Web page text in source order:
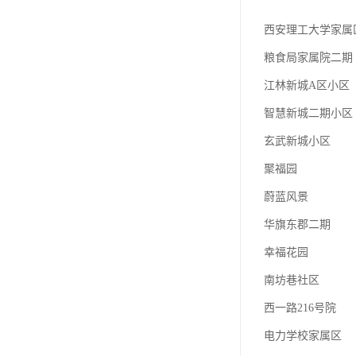
西安理工大学家属
粮食局家属院二期
江林新城A区小区
智慧新城二期小区
玄武新城小区
聚福园
蔚蓝风景
华旗东郡二期
幸福花园
南坊巷社区
西一路216号院
电力学校家属区